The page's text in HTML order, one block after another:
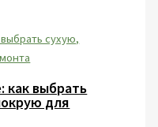
как выбрать
для